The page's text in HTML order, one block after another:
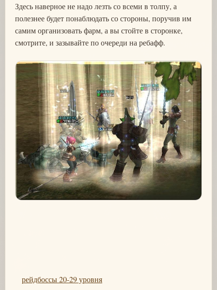
Здесь наверное не надо лезть со всеми в толпу, а
полезнее будет понаблюдать со стороны, поручив им
самим организовать фарм, а вы стойте в сторонке,
смотрите, и зазывайте по очереди на ребафф.
рейдбоссы 20-29 уровня